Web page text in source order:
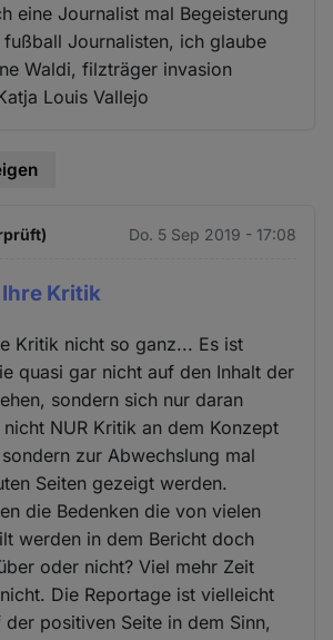
eine Journalist mal Begeisterung
Journalisten, ich glaube
Waldi, filzträger invasion
Louis Vallejo
Do. 5 Sep 2019 - 17:08
Kritik
Kritik nicht so ganz... Es ist
quasi gar nicht auf den Inhalt der
sondern sich nur daran
NUR Kritik an dem Konzept
zur Abwechslung mal
Seiten gezeigt werden.
die Bedenken die von vielen
werden in dem Bericht doch
oder nicht? Viel mehr Zeit
Die Reportage ist vielleicht
positiven Seite in dem Sinn,